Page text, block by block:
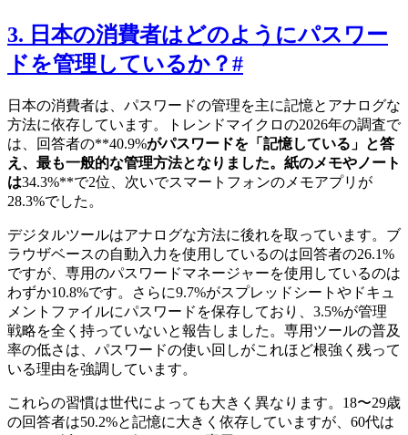
3. 日本の消費者はどのようにパスワー
ドを管理しているか？#
日本の消費者は、パスワードの管理を主に記憶とアナログな
方法に依存しています。トレンドマイクロの2026年の調査で
は、回答者の**40.9%がパスワードを「記憶している」と答
え、最も一般的な管理方法となりました。紙のメモやノート
は34.3%**で2位、次いでスマートフォンのメモアプリが
28.3%でした。
デジタルツールはアナログな方法に後れを取っています。ブ
ラウザベースの自動入力を使用しているのは回答者の26.1%
ですが、専用のパスワードマネージャーを使用しているのは
わずか10.8%です。さらに9.7%がスプレッドシートやドキュ
メントファイルにパスワードを保存しており、3.5%が管理
戦略を全く持っていないと報告しました。専用ツールの普及
率の低さは、パスワードの使い回しがこれほど根強く残って
いる理由を強調しています。
これらの習慣は世代によっても大きく異なります。18〜29歳
の回答者は50.2%と記憶に大きく依存していますが、60代は